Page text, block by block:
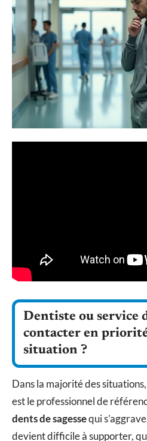
Dentiste ou service
contacter en
situation ?
Dans la majorité des
est le professionnel de
dents de sagessequi
devient difficile à supporter,